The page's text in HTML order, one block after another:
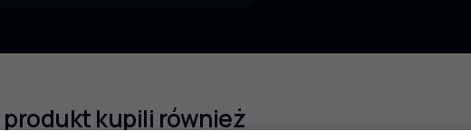
kupili również